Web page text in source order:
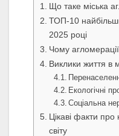
Що таке міська
ТОП-10
2025 році
Чому
Виклики життя в
Екологічні
Соціальна
Цікаві факти про
світу